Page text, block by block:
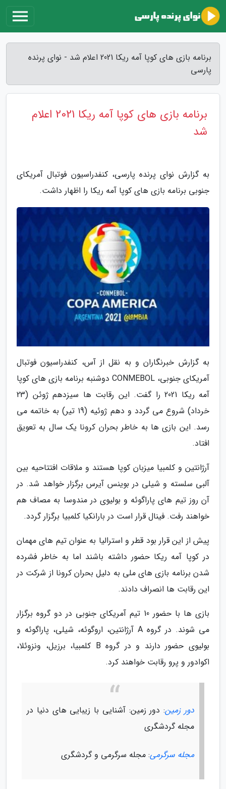
برنامه بازی های کوپا آمه ریکا 2021 اعلام شد - نوای پرنده
پارسی
برنامه بازی های کوپا آمه ریکا 2021 اعلام
شد
به گزارش نوای پرنده پارسی، کنفدراسیون فوتبال آمریکای
جنوبی برنامه بازی های کوپا آمه ریکا را اظهار داشت.
به گزارش خبرنگاران و به نقل از آس، کنفدراسیون فوتبال
آمریکای جنوبی، CONMEBOL دوشنبه برنامه بازی های کوپا
آمه ریکا 2021 را گفت. این رقابت ها سیزدهم ژوئن (23
خرداد) شروع می گردد و دهم ژوئیه (19 تیر) به خاتمه می
رسد. این بازی ها به خاطر بحران کرونا یک سال به تعویق
افتاد.
آرژانتین و کلمبیا میزبان کوپا هستند و ملاقات افتتاحیه بین
آلبی سلسته و شیلی در بوینس آیرس برگزار خواهد شد. در
آن روز تیم های پاراگوئه و بولیوی در مندوسا به مصاف هم
خواهند رفت. فینال قرار است در بارانکیا کلمبیا برگزار گردد.
پیش از این قرار بود قطر و استرالیا به عنوان تیم های مهمان
در کوپا آمه ریکا حضور داشته باشند اما به خاطر فشرده
شدن برنامه بازی های ملی به دلیل بحران کرونا از شرکت در
این رقابت ها انصراف دادند.
بازی ها با حضور 10 تیم آمریکای جنوبی در دو گروه برگزار
می شوند. در گروه A آرژانتین، اروگوئه، شیلی، پاراگوئه و
بولیوی حضور دارند و در گروه B کلمبیا، برزیل، ونزوئلا،
اکوادور و پرو رقابت خواهند کرد.
دور زمین: دور زمین: آشنایی با زیبایی های دنیا در
مجله گردشگری
مجله سرگرمی: مجله سرگرمی و گردشگری